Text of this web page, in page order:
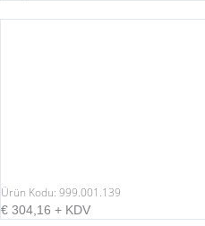
Ürün Kodu: 999.001.139
€ 304,16 + KDV